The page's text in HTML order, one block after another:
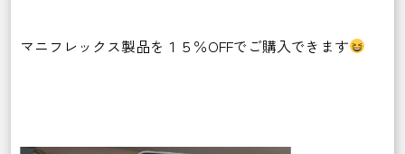
マニフレックス製品を１５％OFFでご購入できます